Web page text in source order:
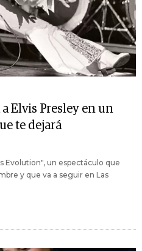
Elvis Presley en un
te dejará
Evolution", un espectáculo que
y que va a seguir en Las